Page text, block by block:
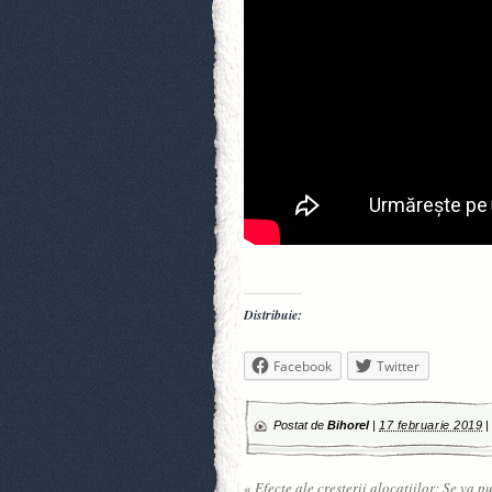
Distribuie:
Facebook Twitter
Postat de Bihorel| 17 februarie 2019 |
« Efecte ale creșterii alocaţiilor: Se va